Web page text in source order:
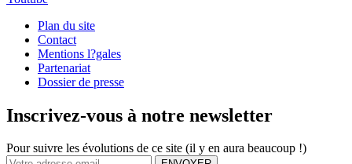
Plan du site
Contact
Mentions l?gales
Partenariat
Dossier de presse
Inscrivez-vous à notre newsletter
Pour suivre les évolutions de ce site (il y en aura beaucoup !)